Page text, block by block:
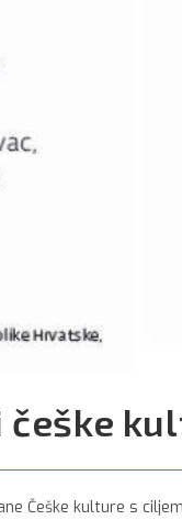
češke
Češke kulture s